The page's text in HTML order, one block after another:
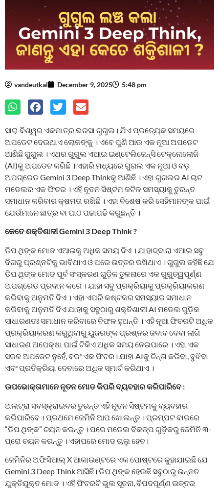
vandeutkal December 9, 2025 5:48 pm
ସାରା ବିଶ୍ୱର ଏକମାତ୍ର ଭରସା ଗୁଗୁଲ। ଯିଏ ପ୍ରତ୍ୟେକ ସମୟରେ
ଅପଡେଟ ଦେଉଥାଏ ଲୋକଙ୍କୁ । ଏବେ ପୁଣି ଆଉ ଏକ ନୂଆ ଅପଡେଟ
ଆଣିଛି ଗୁଗୁଲ । ଏଥର ଗୁଗୁଲ ଏଆଇ ଇଣ୍ଟେଲିଜେନ୍ସି ଟେକ୍ନୋଲୋଜି
(AI)କୁ ଅପଡେଟ କରିଛି । ଏହାରି ମଧ୍ୟରେ ଗୁଗଲ ଏକ ନୂଆ ଓ ବଡ଼
ଅପଗ୍ରେଡ Gemini 3 Deep Thinkକୁ ଆଣିଛି । ଏହା ଗୁଗଲର AI ଚାଟ
ମଡେଲର ଏକ ଫିଚର । ଏହି ନୂତନ ସିଷ୍ଟମ ଜଟିଳ ସମସ୍ୟାକୁ ତୁରନ୍ତ
ସମାଧାନ କରିବାର କ୍ଷମତା ରଖିଛି । ଏହା ବିଶେଷ କରି ସେହିମାନଙ୍କ ପାଇଁ
ଯେଉଁମାନେ ଛାତ୍ର ବା ପାଠ ପଢାପଢି କରୁଛନ୍ତି ।
କେତେ ଶକ୍ତିଶାଳୀ Gemini 3 Deep Think ?
ଡିପ ଥିଙ୍କ ମୋଡ ଏଆଇକୁ ଅଧିକ ସମୟ ଦିଏ । ଯାହାଦ୍ବାରା ଏଆଇ ସବୁ
ଦିଗରୁ ପ୍ରଶ୍ନଟିକୁ ଭାବିଥାଏ ଓ ପରେ ଉତ୍ତର ରଖିଥାଏ । ଗୁଗୁଲ କହିଛି ଯେ
ଡିପ ଥିଙ୍କ ମୋଡ ପୂର୍ବ ସଂସ୍କରଣ ଗୁଡ଼ିକ ତୁଳନାରେ ଏକ ଗୁରୁତ୍ୱପୂର୍ଣ୍ଣ
ଅପଗ୍ରେଡ ପ୍ରଦାନ କରେ । ଯାହା ସବୁ ପ୍ରକ୍ରିୟାକୁ ପ୍ରକ୍ରିୟାକରଣ
କରିବାକୁ ଅନୁମତି ଦିଏ । ଏହା ଏପରି କଷ୍ଟକର ସମସ୍ୟାର ସମାଧାନ
କରିବାକୁ ଅନୁମତି ଦିଏ ଯାହାକୁ ସବୁଠାରୁ ଶକ୍ତିଶାଳୀ AI ମଡେଲ ଗୁଡ଼ିକ
ସାଧାରଣତଃ ସମାଧାନ କରିବାରେ ବିଫଳ ହୁଅନ୍ତି । ଏହି ନୂଆ ଫିଚରଟି ଅଧିକ
ପ୍ରକ୍ରିୟାକରଣ କରୁଥିବାରୁ ୟୁଜରଙ୍କ ପ୍ରଶ୍ନର ଜବାବ ଦେବା ଲାଗି
ସାଧାରଣ ଅପେକ୍ଷା ପାଇଁ ଟିକିଏ ଅଧିକ ସମୟ ନେଇପାରେ । ଏହା ଏକ
ସରଳ ଅପଡେଟ ନୁହେଁ, ବରଂ ଏକ ଫିଚର। ଯାହା AIକୁ ଚିନ୍ତା କରିବା, ବୁଝିବା
ଏବଂ ପ୍ରତିକ୍ରିୟା ଦେବାରେ ଅଧିକ ସ୍ମାର୍ଟ କରିଥାଏ ।
ଉପଭୋକ୍ତାମାନେ ନୂତନ ମୋଡ କିପରି ବ୍ୟବହାର କରିପାରିବେ :
ଅଲଟ୍ରା ସବସ୍କ୍ରାଇବର ତୁରନ୍ତ ଏହି ନୂତନ ସିଷ୍ଟମକୁ ବ୍ୟବହାର
କରିପାରିବେ । ପ୍ରଥମେ ଜେମିନି ଆପ ଖୋଲନ୍ତୁ । ପ୍ରମ୍ପଟ ବାରରେ
“ଡିପ ଥିଙ୍କ” ଚୟନ କରନ୍ତୁ । ପରେ ମଡେଲ ବିକଳ୍ପ ଗୁଡ଼ିକରୁ ଜେମିନି ୩-
ପ୍ରୋ ଚୟନ କରନ୍ତୁ । ଏହାପରେ ମୋଡ ଚାଲୁ ହେବ।
ଜେମିନିର ଅଫିସିଆଲ୍ X ଆକାଉଣ୍ଟରେ ଏକ ପୋଷ୍ଟରେ କୁହାଯାଇଛି ଯେ
Gemini 3 Deep Think ଆସିଛି। ଡିପ ଥିଙ୍କ ହେଉଛି ସବୁଠାରୁ ଉନ୍ନତ
ଯୁକ୍ତିଯୁକ୍ତ ମୋଡ । ଏହି ଫିଚରଟି ଭୁଲ ସୂଚନା, ବିପଦପୂର୍ଣ୍ଣ ଉତ୍ତର